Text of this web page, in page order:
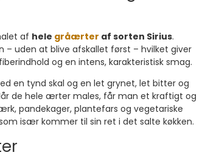
af hele gråærter af sorten Sirius.
uden at blive afskallet først – hvilket giver
og en intens, karakteristisk smag.
en tynd skal og en let grynet, let bitter og
de hele ærter males, får man et kraftigt og
pandekager, plantefars og vegetariske
især kommer til sin ret i det salte køkken.